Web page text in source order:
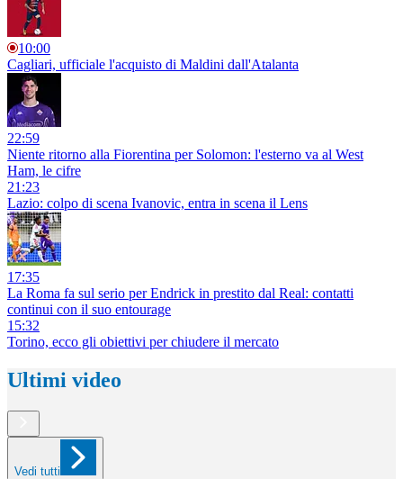
10:00
Cagliari, ufficiale l'acquisto di Maldini dall'Atalanta
22:59
Niente ritorno alla Fiorentina per Solomon: l'esterno va al West
Ham, le cifre
21:23
Lazio: colpo di scena Ivanovic, entra in scena il Lens
17:35
La Roma fa sul serio per Endrick in prestito dal Real: contatti
continui con il suo entourage
15:32
Torino, ecco gli obiettivi per chiudere il mercato
Ultimi video
Vedi tutti